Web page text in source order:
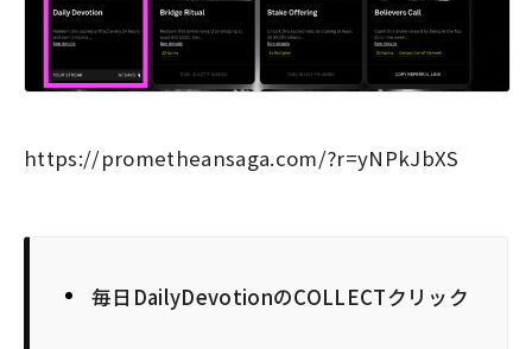
https://prometheansaga.com/?r=yNPkJbXS
毎日DailyDevotionのCOLLECTクリック